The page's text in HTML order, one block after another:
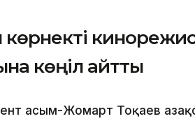
көңіл айтты
Қасым-Жомарт Тоқаев